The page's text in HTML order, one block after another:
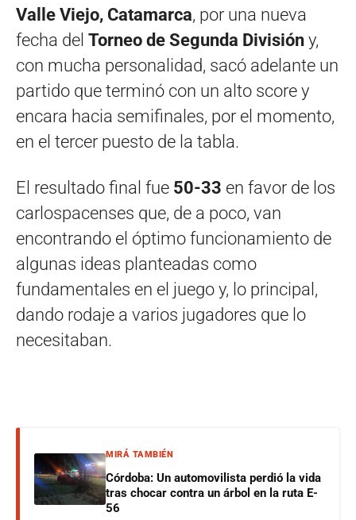
Valle Viejo, Catamarca, por una nueva
fecha del Torneo de Segunda División y,
con mucha personalidad, sacó adelante un
partido que terminó con un alto score y
encara hacia semifinales, por el momento,
en el tercer puesto de la tabla.
El resultado final fue 50-33 en favor de los
carlospacenses que, de a poco, van
encontrando el óptimo funcionamiento de
algunas ideas planteadas como
fundamentales en el juego y, lo principal,
dando rodaje a varios jugadores que lo
necesitaban.
MIRÁ TAMBIÉN
Córdoba: Un automovilista perdió la vida
tras chocar contra un árbol en la ruta E-
56